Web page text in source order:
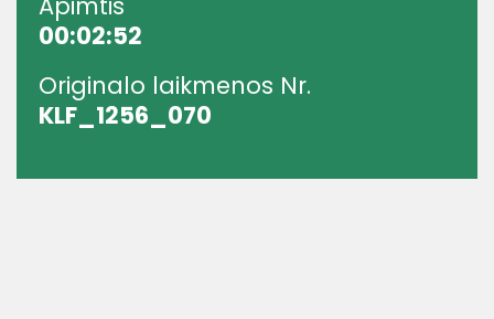
00:02:52
Originalo laikmenos Nr.
KLF_1256_070